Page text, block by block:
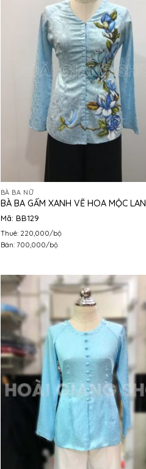
BÀ BA NỮ
BÀ BA GẤM XANH VẼ HOA MỘC LAN
Mã: BB129
Thuê: 220,000/bộ
Bán: 700,000/bộ